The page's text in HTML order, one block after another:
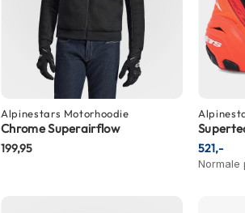
Alpinestars Motorhoodie
Chrome Superairflow
199,95
Normale
521,-